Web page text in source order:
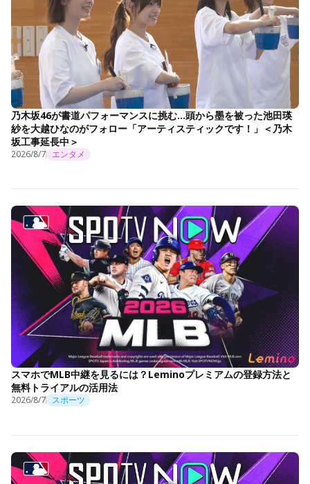
乃木坂46が書道パフォーマンスに挑む…頭から墨を被った池田瑛
紗を大越ひなのがフォロー「アーティスティックです！」＜乃木
坂工事延長中＞
2026/8/7 エンタメ
スマホでMLB中継を見るには？Leminoプレミアムの登録方法と
無料トライアルの活用法
2026/8/7 スポーツ